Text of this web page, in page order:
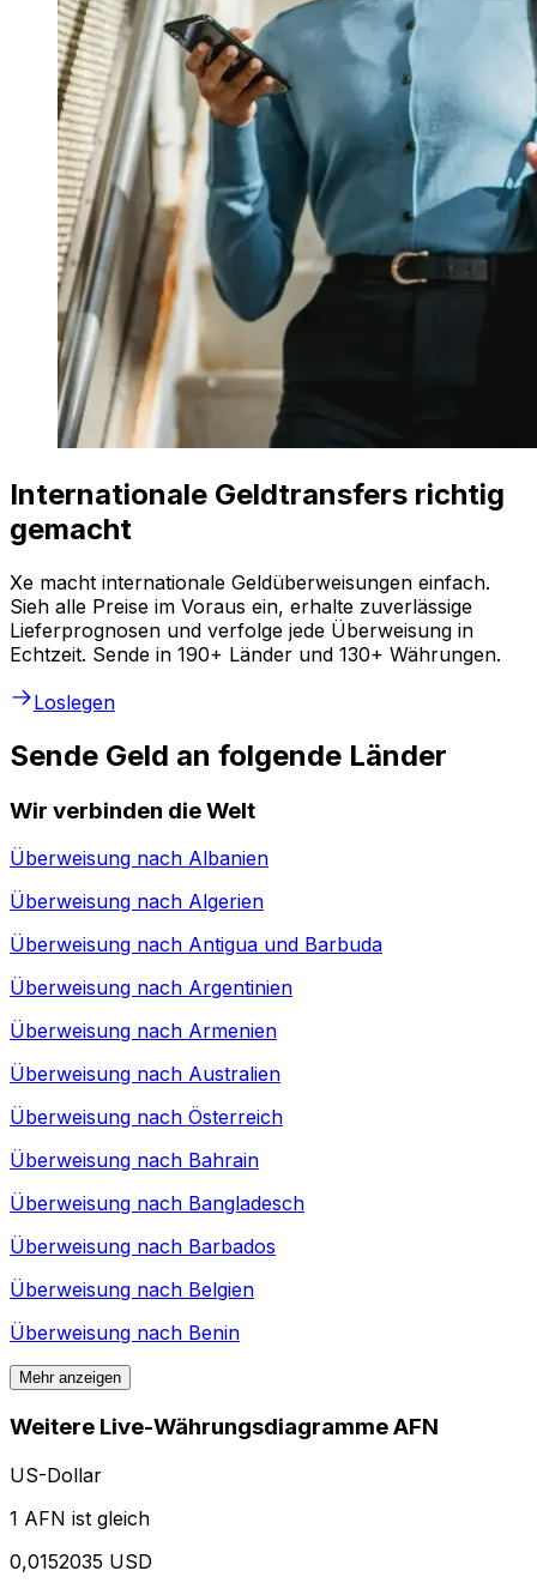
Internationale Geldtransfers richtig
gemacht
Xe macht internationale Geldüberweisungen einfach.
Sieh alle Preise im Voraus ein, erhalte zuverlässige
Lieferprognosen und verfolge jede Überweisung in
Echtzeit. Sende in 190+ Länder und 130+ Währungen.
Loslegen
Sende Geld an folgende Länder
Wir verbinden die Welt
Überweisung nach Albanien
Überweisung nach Algerien
Überweisung nach Antigua und Barbuda
Überweisung nach Argentinien
Überweisung nach Armenien
Überweisung nach Australien
Überweisung nach Österreich
Überweisung nach Bahrain
Überweisung nach Bangladesch
Überweisung nach Barbados
Überweisung nach Belgien
Überweisung nach Benin
Mehr anzeigen
Weitere Live-Währungsdiagramme AFN
US-Dollar
1 AFN ist gleich
0,0152035 USD